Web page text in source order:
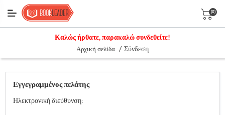
(0)
Καλώς ήρθατε, παρακαλώ συνδεθείτε!
Αρχική σελίδα / Σύνδεση
Εγγεγραμμένος πελάτης
Ηλεκτρονική διεύθυνση: